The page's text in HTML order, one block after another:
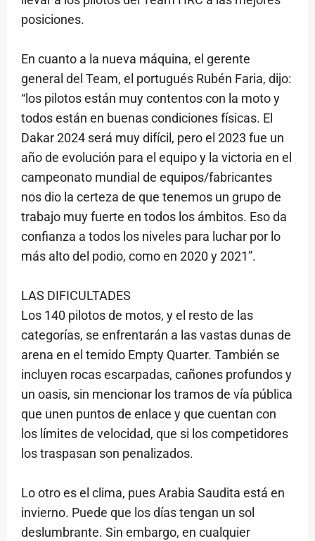
posiciones.
En cuanto a la nueva máquina, el gerente
general del Team, el portugués Rubén Faria, dijo:
“los pilotos están muy contentos con la moto y
todos están en buenas condiciones físicas. El
Dakar 2024 será muy difícil, pero el 2023 fue un
año de evolución para el equipo y la victoria en el
campeonato mundial de equipos/fabricantes
nos dio la certeza de que tenemos un grupo de
trabajo muy fuerte en todos los ámbitos. Eso da
confianza a todos los niveles para luchar por lo
más alto del podio, como en 2020 y 2021”.
LAS DIFICULTADES
Los 140 pilotos de motos, y el resto de las
categorías, se enfrentarán a las vastas dunas de
arena en el temido Empty Quarter. También se
incluyen rocas escarpadas, cañones profundos y
un oasis, sin mencionar los tramos de vía pública
que unen puntos de enlace y que cuentan con
los límites de velocidad, que si los competidores
los traspasan son penalizados.
Lo otro es el clima, pues Arabia Saudita está en
invierno. Puede que los días tengan un sol
deslumbrante. Sin embargo, en cualquier